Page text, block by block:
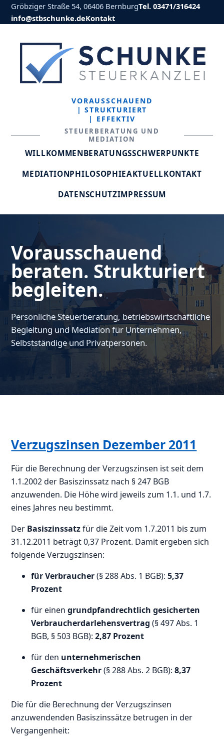
Gröbziger Straße 54, 06406 BernburgTel. 03471/316424
info@stbschunke.deKontakt
VORAUSSCHAUEND
| STRUKTURIERT
| EFFEKTIV
STEUERBERATUNG UND
MEDIATION
WILLKOMMENBERATUNGSSCHWERPUNKTE
MEDIATIONPHILOSOPHIEAKTUELLKONTAKT
DATENSCHUTZIMPRESSUM
Vorausschauend
beraten. Strukturiert
begleiten.
Persönliche Steuerberatung, betriebswirtschaftliche
Begleitung und Mediation für Unternehmen,
Selbstständige und Privatpersonen.
Verzugszinsen Dezember 2011
Für die Berechnung der Verzugszinsen ist seit dem
1.1.2002 der Basiszinssatz nach § 247 BGB
anzuwenden. Die Höhe wird jeweils zum 1.1. und 1.7.
eines Jahres neu bestimmt.
Der Basiszinssatzfür die Zeit vom 1.7.2011 bis zum
31.12.2011 beträgt 0,37 Prozent. Damit ergeben sich
folgende Verzugszinsen:
für Verbraucher(§ 288 Abs. 1 BGB):5,37
Prozent
für einengrundpfandrechtlich gesicherten
Verbraucherdarlehensvertrag(§ 497 Abs. 1
BGB, § 503 BGB):2,87 Prozent
für den unternehmerischen
Geschäftsverkehr(§ 288 Abs. 2 BGB):8,37
Prozent
Die für die Berechnung der Verzugszinsen
anzuwendenden Basiszinssätze betrugen in der
Vergangenheit: